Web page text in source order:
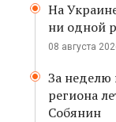
На
ни одной
08 августа
За неделю
региона
Собянин